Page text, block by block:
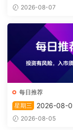
2026-08-07
每日推荐
星期三
2026-08-
2026-08-05